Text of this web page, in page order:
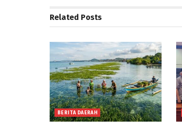
Related Posts
BERITA DAERAH